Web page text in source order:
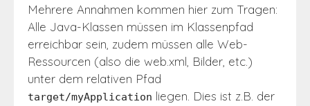
Mehrere Annahmen kommen hier zum Tragen:
Alle Java-Klassen müssen im Klassenpfad
erreichbar sein, zudem müssen alle Web-
Ressourcen (also die web.xml, Bilder, etc.)
unter dem relativen Pfad
target/myApplication liegen. Dies ist z.B. der